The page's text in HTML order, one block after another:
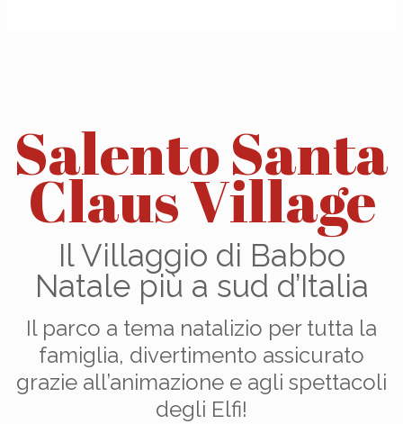
Salento Santa
Claus Village
Il Villaggio di Babbo
Natale più a sud d’Italia
Il parco a tema natalizio per tutta la
famiglia, divertimento assicurato
grazie all’animazione e agli spettacoli
degli Elfi!